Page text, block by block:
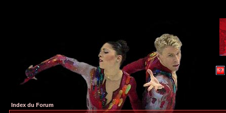
Index du Forum